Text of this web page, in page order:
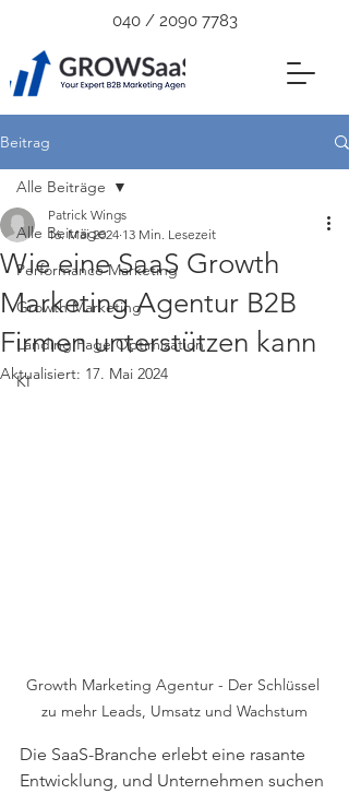
040 / 2090 7783
Beitrag
Alle Beiträge
Performance Marketing
Growth Marketing
Landing Page Optimization
KI
Alle Beiträge
Wie eine SaaS Growth
Marketing Agentur B2B
Firmen unterstützen kann
Patrick Wings
16. Mai 2024 13 Min. Lesezeit
Aktualisiert: 17. Mai 2024
Growth Marketing Agentur - Der Schlüssel
zu mehr Leads, Umsatz und Wachstum
Die SaaS-Branche erlebt eine rasante
Entwicklung, und Unternehmen suchen